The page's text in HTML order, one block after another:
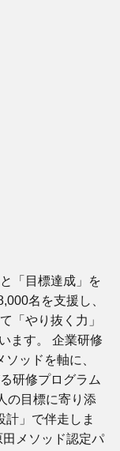
「目標達成」を
名を支援し、
「やり抜く力」
ます。 企業研修
ッドを軸に、
研修プログラム
の目標に寄り添
計」で伴走しま
メソッド認定パ